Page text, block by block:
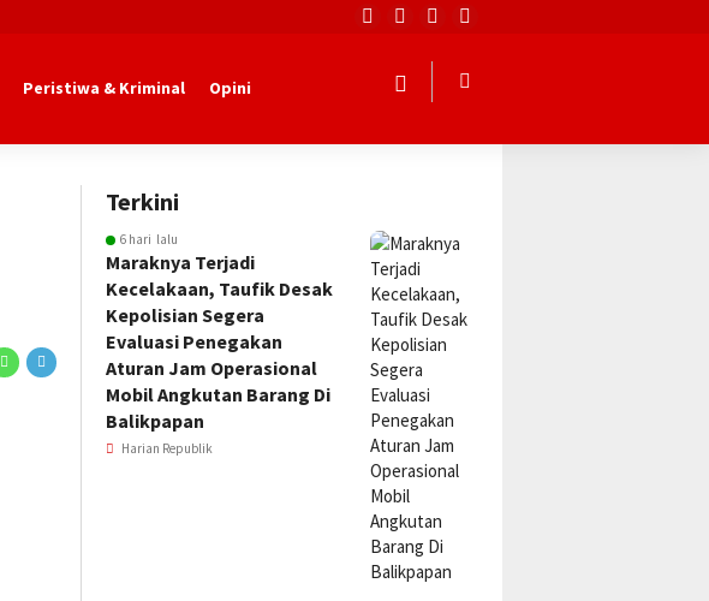
Peristiwa & Kriminal Opini
Terkini
6 hari lalu
Maraknya Terjadi
Kecelakaan, Taufik Desak
Kepolisian Segera
Evaluasi Penegakan
Aturan Jam Operasional
Mobil Angkutan Barang Di
Balikpapan
Harian Republik